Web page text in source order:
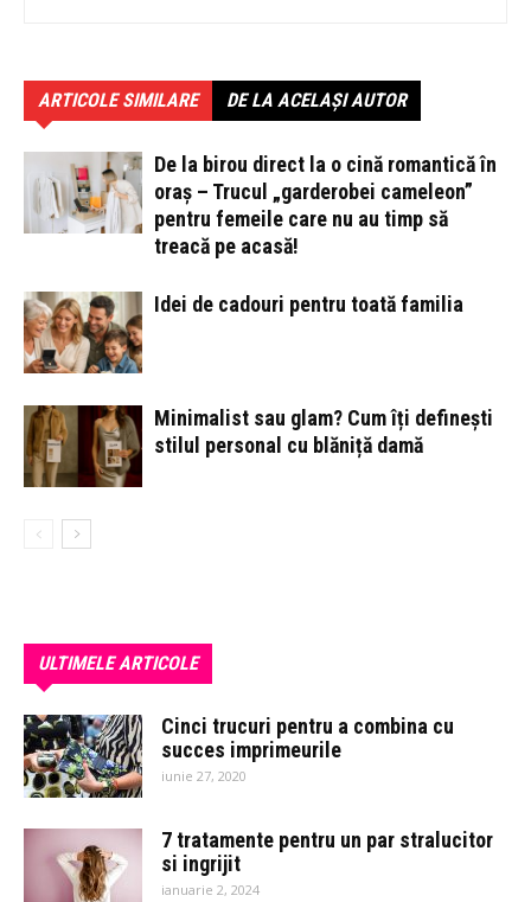
ARTICOLE SIMILARE DE LA ACELAȘI AUTOR
De la birou direct la o cină romantică în
oraș – Trucul „garderobei cameleon”
pentru femeile care nu au timp să
treacă pe acasă!
Idei de cadouri pentru toată familia
Minimalist sau glam? Cum îți definești
stilul personal cu blăniță damă
ULTIMELE ARTICOLE
Cinci trucuri pentru a combina cu
succes imprimeurile
iunie 27, 2020
7 tratamente pentru un par stralucitor
si ingrijit
ianuarie 2, 2024